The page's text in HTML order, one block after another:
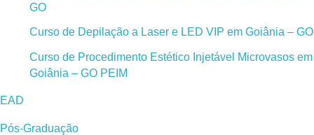
GO
Curso de Depilação a Laser e LED VIP em Goiânia – GO
Curso de Procedimento Estético Injetável Microvasos em
Goiânia – GO PEIM
EAD
Pós-Graduação